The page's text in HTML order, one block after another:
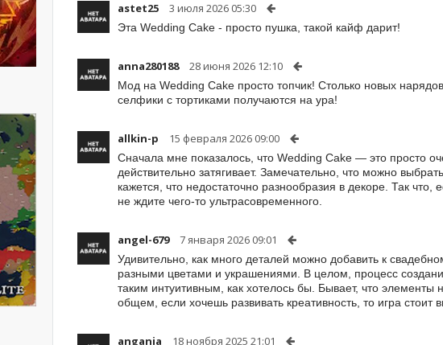
astet25 3 июля 2026 05:30
Эта Wedding Cake - просто пушка, такой кайф дарит!
anna280188 28 июня 2026 12:10
Мод на Wedding Cake просто топчик! Столько новых
селфики с тортиками получаются на ура!
allkin-p 15 февраля 2026 09:00
Сначала мне показалось, что Wedding Cake — это просто
действительно затягивает. Замечательно, что можно
кажется, что недостаточно разнообразия в декоре. Так
не ждите чего-то ультрасовременного.
angel-679 7 января 2026 09:01
Удивительно, как много деталей можно добавить к
разными цветами и украшениями. В целом, процесс
таким интуитивным, как хотелось бы. Бывает, что
общем, если хочешь развивать креативность, то игра стоит
angania 18 ноября 2025 21:01